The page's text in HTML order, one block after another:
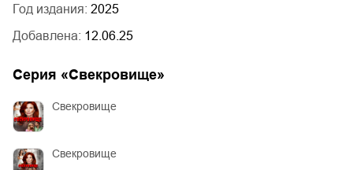
Год издания: 2025
Добавлена: 12.06.25
Серия «Свекровище»
Свекровище
Свекровище